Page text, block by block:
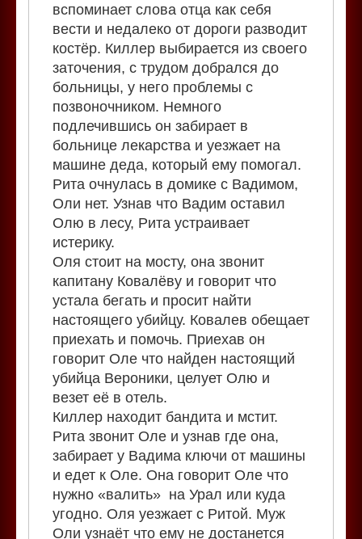
вспоминает слова отца как себя
вести и недалеко от дороги разводит
костёр. Киллер выбирается из своего
заточения, с трудом добрался до
больницы, у него проблемы с
позвоночником. Немного
подлечившись он забирает в
больнице лекарства и уезжает на
машине деда, который ему помогал.
Рита очнулась в домике с Вадимом,
Оли нет. Узнав что Вадим оставил
Олю в лесу, Рита устраивает
истерику.
Оля стоит на мосту, она звонит
капитану Ковалёву и говорит что
устала бегать и просит найти
настоящего убийцу. Ковалев обещает
приехать и помочь. Приехав он
говорит Оле что найден настоящий
убийца Вероники, целует Олю и
везет её в отель.
Киллер находит бандита и мстит.
Рита звонит Оле и узнав где она,
забирает у Вадима ключи от машины
и едет к Оле. Она говорит Оле что
нужно «валить» на Урал или куда
угодно. Оля уезжает с Ритой. Муж
Оли узнаёт что ему не достанется